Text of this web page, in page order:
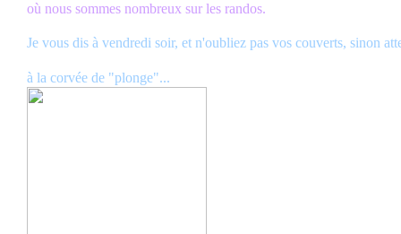
où nous sommes nombreux sur les randos.
Je vous dis à vendredi soir, et n'oubliez pas vos couverts, sinon
à la corvée de "plonge"...